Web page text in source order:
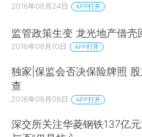
2016年08月24日 APP打开
监管政策生变 龙光地产借壳
2016年08月10日 APP打开
独家|保监会否决保险牌照
查
2016年08月09日 APP打开
深交所关注华菱钢铁137亿